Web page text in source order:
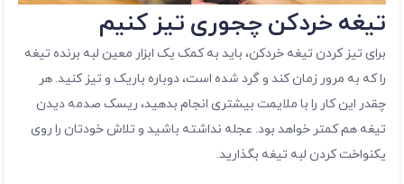
تیغه خردکن چجوری تیز کنیم
برای تیز کردن تیغه خردکن، باید به کمک یک ابزار معین لبه برنده تیغه
را که به مرور زمان کند و گرد شده است، دوباره باریک و تیز کنید. هر
چقدر این کار را با ملایمت بیشتری انجام بدهید، ریسک صدمه دیدن
تیغه هم کمتر خواهد بود. عجله نداشته باشید و تلاش خودتان را روی
یکنواخت کردن لبه تیغه بگذارید.